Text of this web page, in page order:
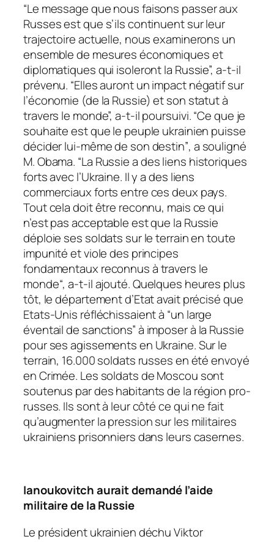
“Le message que nous faisons passer aux
Russes est que s’ils continuent sur leur
trajectoire actuelle, nous examinerons un
ensemble de mesures économiques et
diplomatiques qui isoleront la Russie”, a-t-il
prévenu. “Elles auront un impact négatif sur
l’économie (de la Russie) et son statut à
travers le monde”,a-t-il poursuivi.“Ce que je
souhaite est que le peuple ukrainien puisse
décider lui-même de son destin”, a souligné
M. Obama. “La Russie a des liens historiques
forts avec l’Ukraine. Il y a des liens
commerciaux forts entre ces deux pays.
Tout cela doit être reconnu, mais ce qui
n’est pas acceptable est que la Russie
déploie ses soldats sur le terrain en toute
impunité et viole des principes
fondamentaux reconnus à travers le
monde“, a-t-il ajouté. Quelques heures plus
tôt, le département d’Etat avait précisé que
Etats-Unis réfléchissaient à “un large
éventail de sanctions”à imposer à la Russie
pour ses agissements en Ukraine. Sur le
terrain, 16.000 soldats russes en été envoyé
en Crimée. Les soldats de Moscou sont
soutenus par des habitants de la région pro-
russes. Ils sont à leur côté ce qui ne fait
qu’augmenter la pression sur les militaires
ukrainiens prisonniers dans leurs casernes.
Ianoukovitch aurait demandé l’aide
militaire de la Russie
Le président ukrainien déchu Viktor